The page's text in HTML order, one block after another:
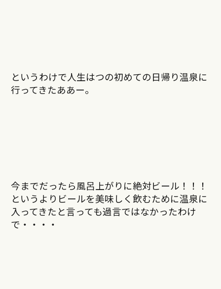
というわけで人生はつの初めての日帰り温泉に
行ってきたああー。
今までだったら風呂上がりに絶対ビール！！！
というよりビールを美味しく飲むために温泉に
入ってきたと言っても過言ではなかったわけ
で・・・・